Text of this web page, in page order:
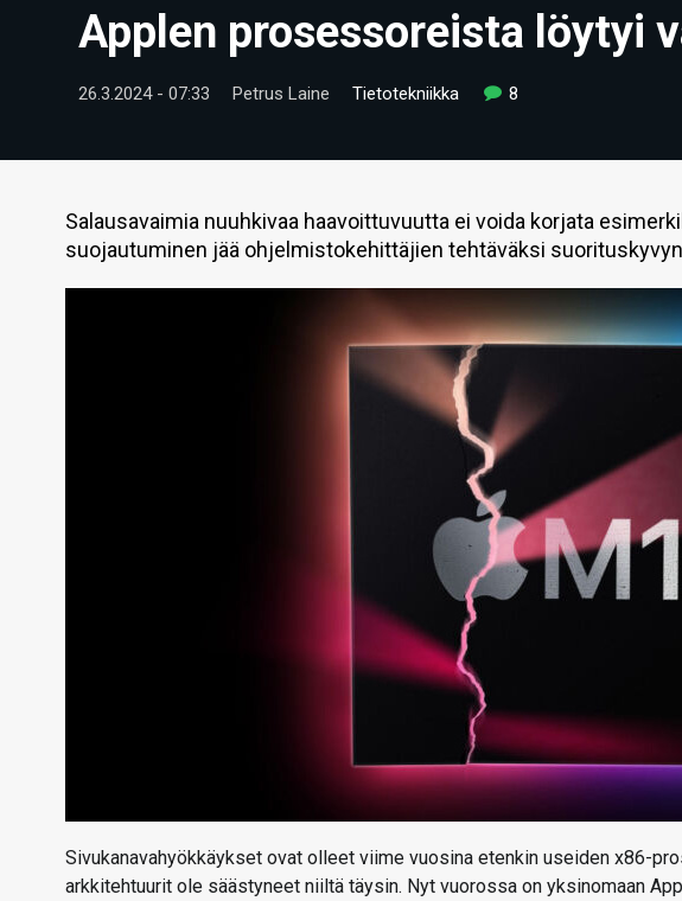
Applen prosessoreista löytyi
26.3.2024 - 07:33 Petrus Laine Tietotekniikka 8
Salausavaimia nuuhkivaa haavoittuvuutta ei voida korjata
suojautuminen jää ohjelmistokehittäjien tehtäväksi
Sivukanavahyökkäykset ovat olleet viime vuosina etenkin useiden x86-
arkkitehtuurit ole säästyneet niiltä täysin. Nyt vuorossa on yksinomaan